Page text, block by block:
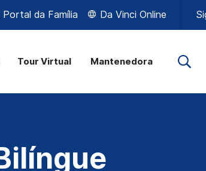
Portal da Família Da Vinci Online
Tour Virtual Mantenedora